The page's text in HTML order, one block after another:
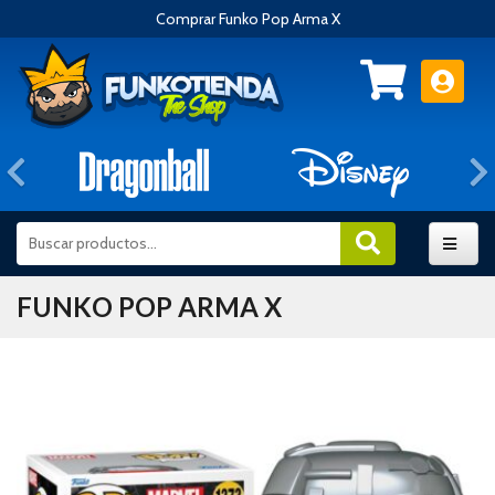
Comprar Funko Pop Arma X
Anterior
FUNKO POP ARMA X